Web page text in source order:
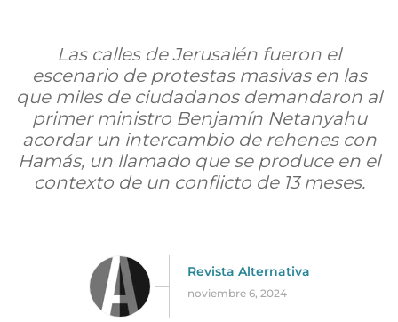
Las calles de Jerusalén fueron el
escenario de protestas masivas en las
que miles de ciudadanos demandaron al
primer ministro Benjamín Netanyahu
acordar un intercambio de rehenes con
Hamás, un llamado que se produce en el
contexto de un conflicto de 13 meses.
Revista Alternativa
noviembre 6, 2024